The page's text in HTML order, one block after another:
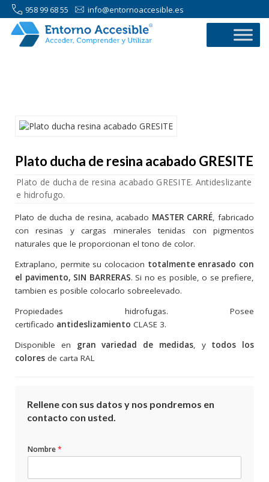
958 99 68 55 info@entornoaccesible.es
Plato ducha de resina acabado GRESITE
Plato de ducha de resina acabado GRESITE. Antideslizante
e hidrofugo.
Plato de ducha de resina, acabado MASTER CARRÉ, fabricado
con resinas y cargas minerales tenidas con pigmentos
naturales que le proporcionan el tono de color.
Extraplano, permite su colocacion totalmente enrasado con
el pavimento, SIN BARRERAS. Si no es posible, o se prefiere,
tambien es posible colocarlo sobreelevado.
Propiedades hidrofugas. Posee
certificado antideslizamiento CLASE 3.
Disponible en gran variedad de medidas, y todos los
colores de carta RAL
Rellene con sus datos y nos pondremos en
contacto con usted.
Nombre*